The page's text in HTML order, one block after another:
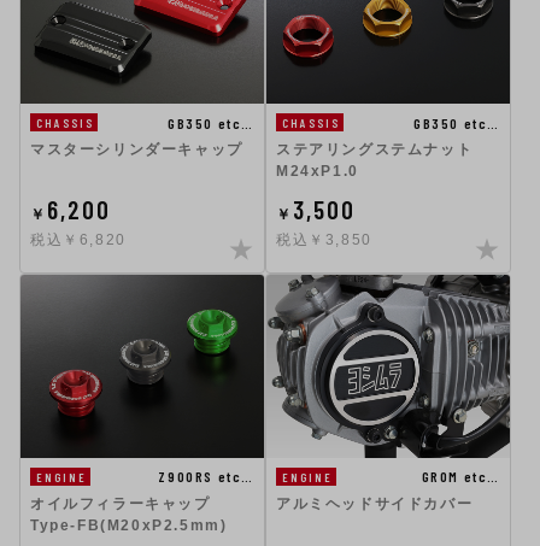
CHASSIS
GB350 etc…
マスターシリンダーキャップ
￥ 6,200
税込￥6,820
CHASSIS
GB350 etc…
ステアリングステムナット
M24xP1.0
￥ 3,500
税込￥3,850
ENGINE
Z900RS etc…
オイルフィラーキャップ
Type-FB(M20xP2.5mm)
ENGINE
GROM etc…
アルミヘッドサイドカバー